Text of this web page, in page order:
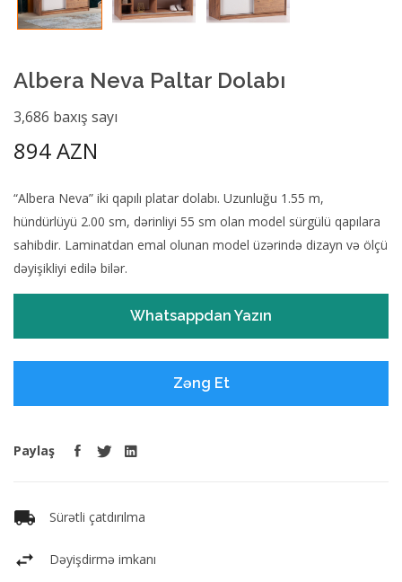
Albera Neva Paltar Dolabı
3,686 baxış sayı
894 AZN
“Albera Neva” iki qapılı platar dolabı. Uzunluğu 1.55 m,
hündürlüyü 2.00 sm, dərinliyi 55 sm olan model sürgülü qapılara
sahibdir. Laminatdan emal olunan model üzərində dizayn və ölçü
dəyişikliyi edilə bilər.
Whatsappdan Yazın
Zəng Et
Paylaş
Sürətli çatdırılma
Dəyişdirmə imkanı